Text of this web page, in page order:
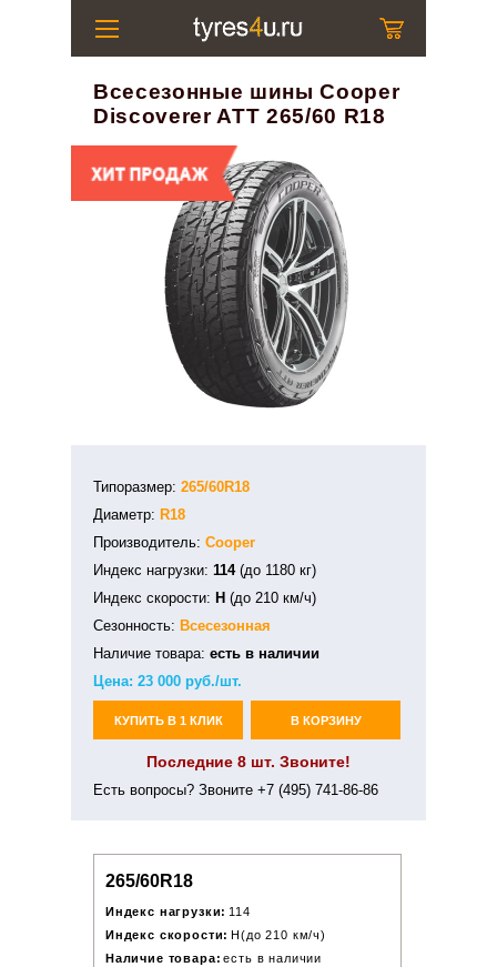
Всесезонные шины Cooper
Discoverer ATT 265/60 R18
Типоразмер: 265/60R18
Диаметр: R18
Производитель: Cooper
Индекс нагрузки: 114(до 1180 кг)
Индекс скорости: H (до 210 км/ч)
Сезонность: Всесезонная
Наличие товара: есть в наличии
Цена: 23 000 руб./шт.
КУПИТЬ В 1 КЛИК В КОРЗИНУ
Последние 8 шт. Звоните!
Есть вопросы? Звоните +7 (495) 741-86-86
265/60R18
Индекс нагрузки: 114
Индекс скорости: H(до 210 км/ч)
Наличие товара: есть в наличии